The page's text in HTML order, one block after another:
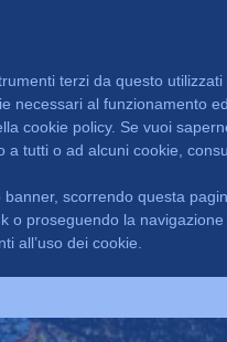
dentro una
terzi da questo utilizzati
necessari al funzionamento
cookie policy. Se vuoi
a tutti o ad alcuni cookie,
scorrendo questa
o proseguendo la
all’uso dei cookie.